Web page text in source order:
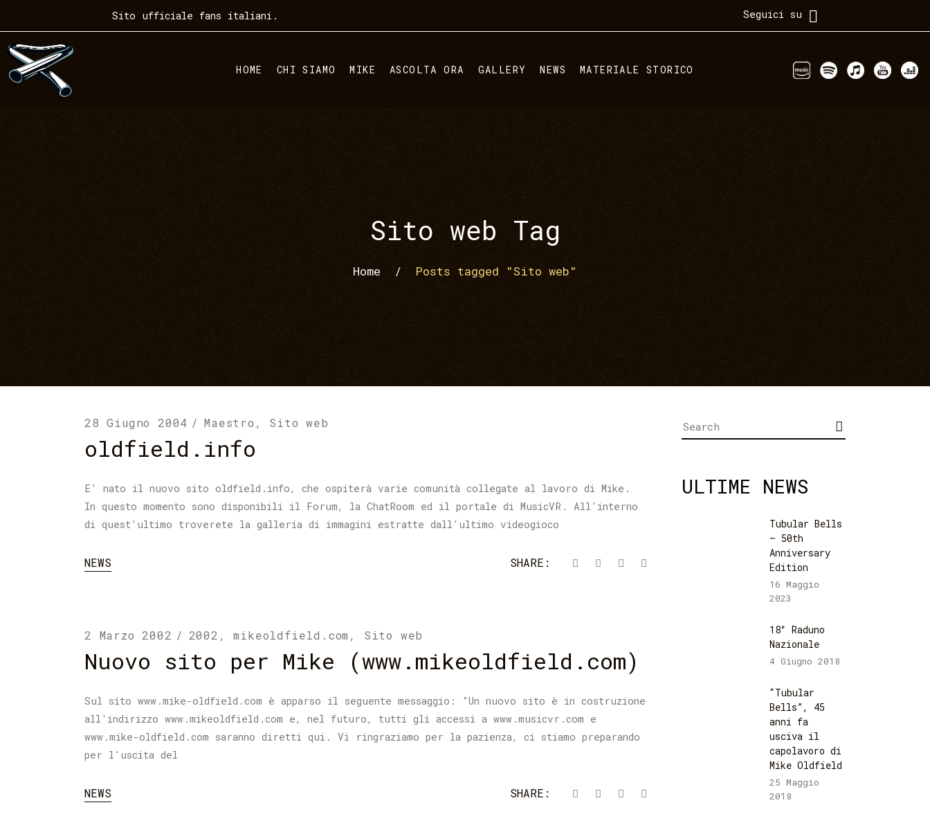
Sito ufficiale fans italiani. Seguici su
HOME CHI SIAMO MIKE ASCOLTA ORA GALLERY NEWS MATERIALE STORICO
Sito web Tag
Home / Posts tagged "Sito web"
28 Giugno 2004 Maestro , Sito web
oldfield.info
E' nato il nuovo sito oldfield.info, che ospiterà varie comunità collegate al lavoro di Mike.
In questo momento sono disponibili il Forum, la ChatRoom ed il portale di MusicVR. All'interno
di quest'ultimo troverete la galleria di immagini estratte dall'ultimo videogioco
NEWS SHARE:
2 Marzo 2002 2002 ,mikeoldfield.com , Sito web
Nuovo sito per Mike (www.mikeoldfield.com)
Sul sito www.mike-oldfield.com è apparso il seguente messaggio: "Un nuovo sito è in costruzione
all'indirizzo www.mikeoldfield.com e, nel futuro, tutti gli accessi a www.musicvr.com e
www.mike-oldfield.com saranno diretti qui. Vi ringraziamo per la pazienza, ci stiamo preparando
per l'uscita del
NEWS SHARE:
Search
for:
ULTIME NEWS
Tubular Bells
– 50th
Anniversary
Edition
16 Maggio
2023
18° Raduno
Nazionale
4 Giugno 2018
“Tubular
Bells”, 45
anni fa
usciva il
capolavoro di
Mike Oldfield
25 Maggio
2018